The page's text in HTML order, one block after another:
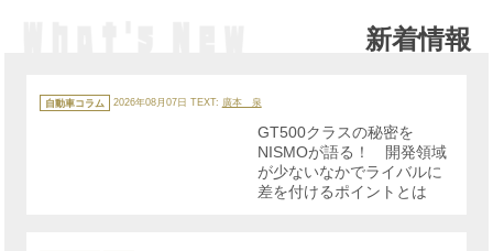
新着情報
テ
ゴ
自動車コラム 2026年08月07日 TEXT: 廣本 泉
GT500クラスの秘密を
NISMOが語る！ 開発領域
が少ないなかでライバルに
差を付けるポイントとは